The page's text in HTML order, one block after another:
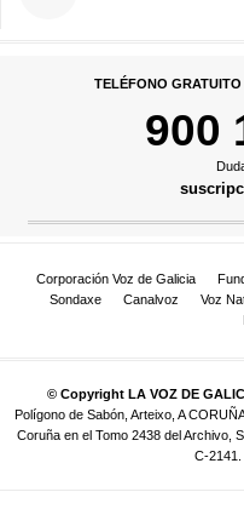
TELÉFONO
900
Corporación Voz de Galicia
Sondaxe
Canalvoz Voz
© Copyright LA VOZ DE
Polígono de Sabón, Arteixo, A
Coruña en el Tomo 2438 del Archivo,
C-2141.